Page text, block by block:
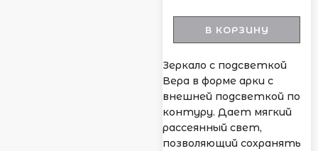
В КОРЗИНУ
Зеркало с подсветкой
Вера в форме арки с
внешней подсветкой по
контуру. Дает мягкий
рассеянный свет,
позволяющий сохранять